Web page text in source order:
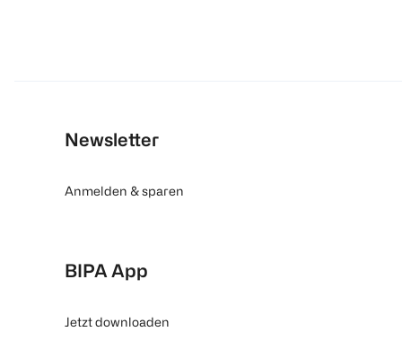
Newsletter
Anmelden & sparen
BIPA App
Jetzt downloaden